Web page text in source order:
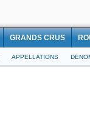
GRANDS CRUS
APPELLATIONS